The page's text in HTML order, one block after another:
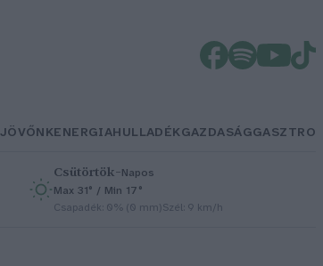
JÖVŐNKENERGIAHULLADÉKGAZDASÁGGASZTRO
Csütörtök–Napos
Max 31° / Min 17°
Csapadék: 0% (0 mm)Szél: 9 km/h